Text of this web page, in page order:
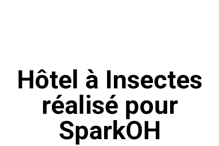
Hôtel à Insectes
réalisé pour
SparkOH